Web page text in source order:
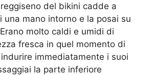
del bikini cadde a
una mano intorno e la posai su
molto caldi e umidi di
fresca in quel momento di
immediatamente i suoi
la parte inferiore